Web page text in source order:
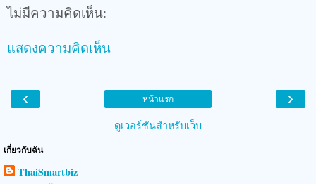
ไม่มีความคิดเห็น:
แสดงความคิดเห็น
‹ ›
หน้าแรก
ดูเวอร์ชันสำหรับเว็บ
เกี่ยวกับฉัน
ThaiSmartbiz